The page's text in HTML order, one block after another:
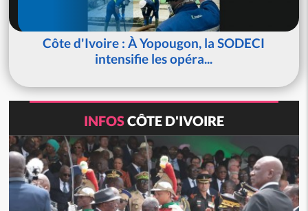
Côte d'Ivoire : À Yopougon, la SODECI
intensifie les opéra...
INFOSCÔTE D'IVOIRE